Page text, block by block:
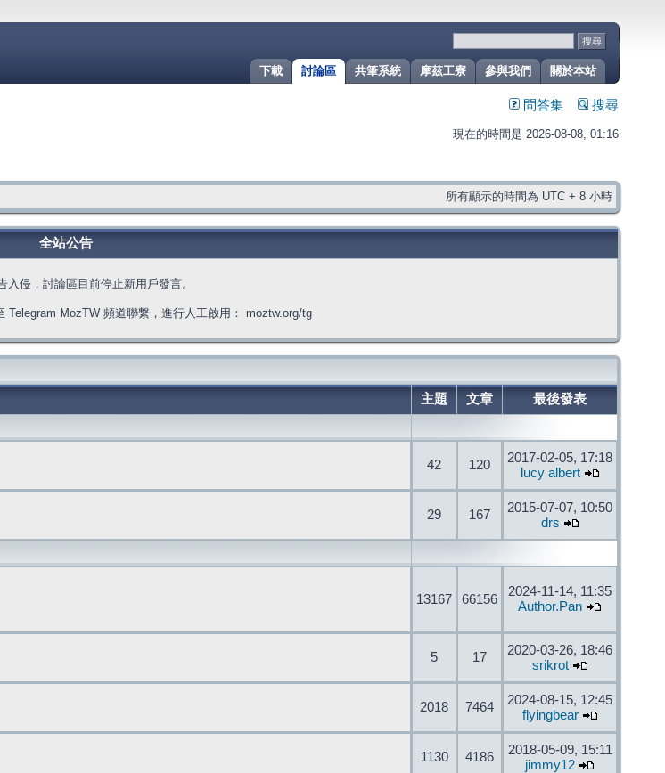
關於本站
參與我們
摩茲工寮
共筆系統
討論區
下載
問答集 搜尋
現在的時間是 2026-08-08, 01:16
所有顯示的時間為 UTC + 8 小時
全站公告
入侵，討論區目前停止新用戶發言。
Telegram MozTW 頻道聯繫，進行人工啟用： moztw.org/tg
主題 文章
最後發表
42 120
2017-02-05, 17:18
lucy albert
29 167
2015-07-07, 10:50
drs
13167 66156
2024-11-14, 11:35
Author.Pan
5 17
2020-03-26, 18:46
srikrot
2018 7464
2024-08-15, 12:45
flyingbear
1130 4186
2018-05-09, 15:11
jimmy12